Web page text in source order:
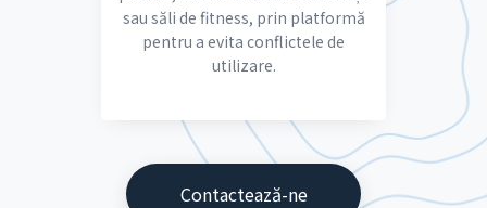
sau săli de fitness, prin platformă
pentru a evita conflictele de
utilizare.
Contactează-ne